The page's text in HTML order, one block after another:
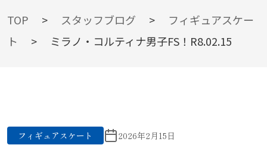
BLOG
TOP > スタッフブログ >
フィギュアスケー
ト
> ミラノ・コルティナ男子FS！R8.02.15
フィギュアスケート 2026年2月15日